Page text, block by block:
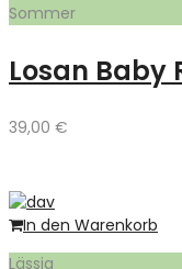
Sommer
Losan Baby
39,00 €
In den Warenkorb
Lässig